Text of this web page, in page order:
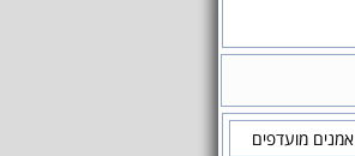
אמנים מועדפים